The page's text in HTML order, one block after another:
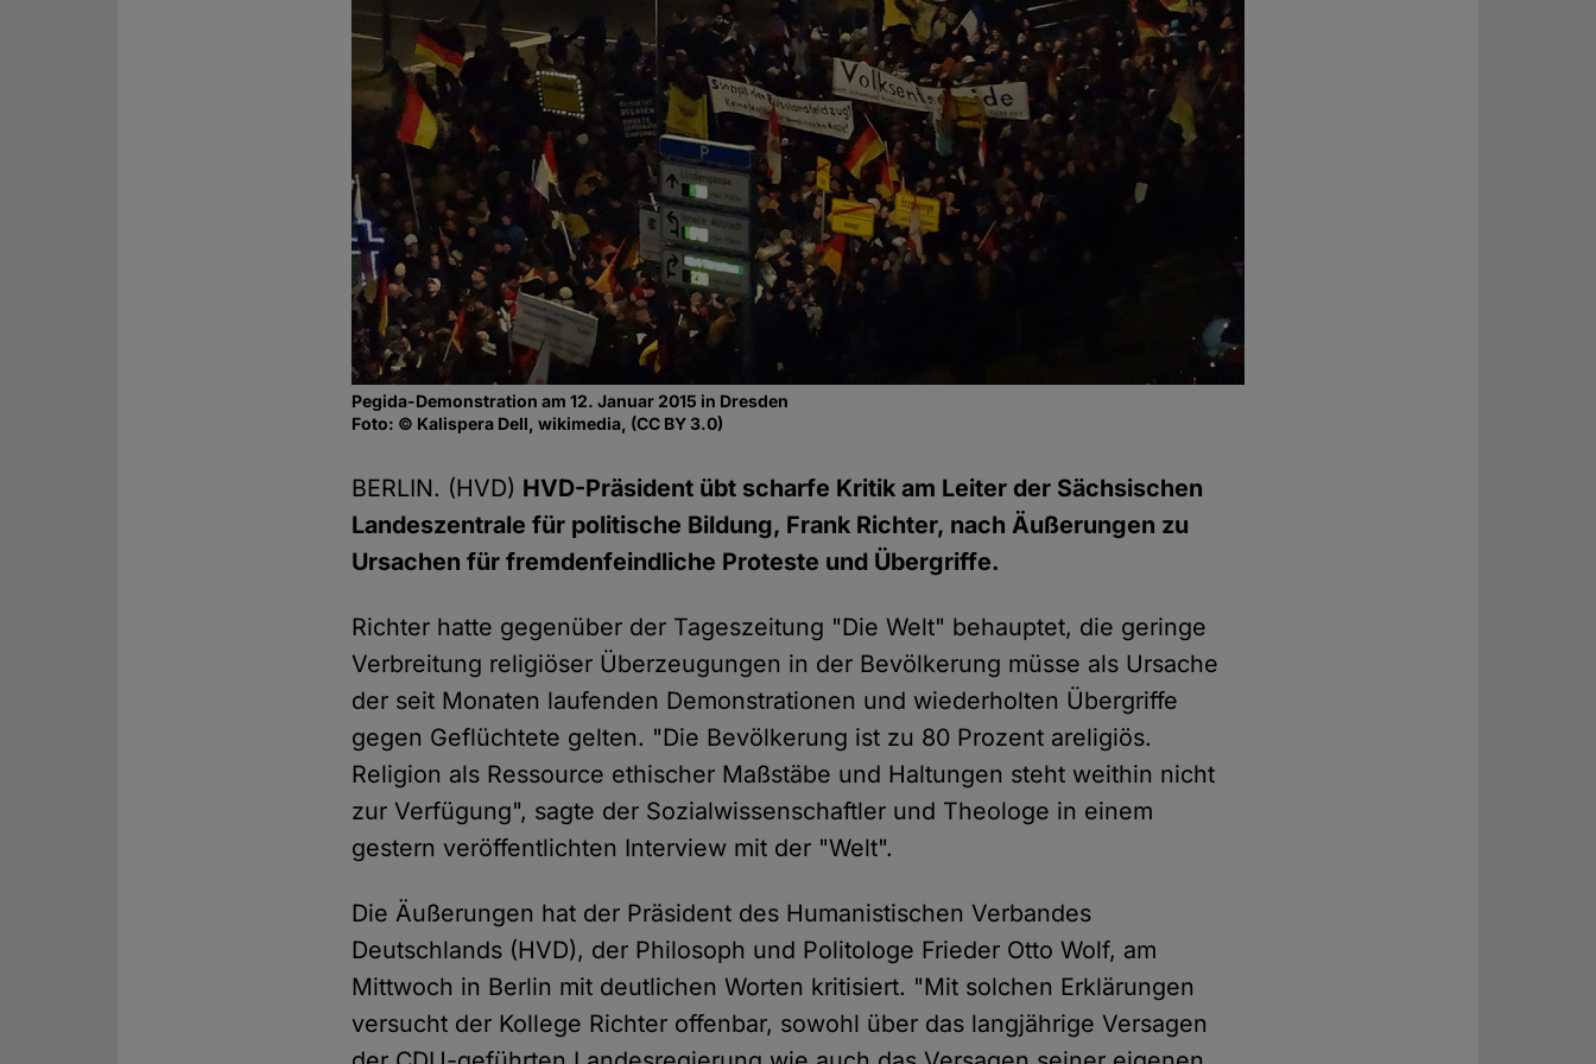
Pegida-Demonstration am 12. Januar 2015 in Dresden
Foto: © Kalispera Dell, wikimedia, (CC BY 3.0)
BERLIN. (HVD) HVD-Präsident übt scharfe Kritik am Leiter der Sächsischen
Landeszentrale für politische Bildung, Frank Richter, nach Äußerungen zu
Ursachen für fremdenfeindliche Proteste und Übergriffe.
Richter hatte gegenüber der Tageszeitung "Die Welt" behauptet, die geringe
Verbreitung religiöser Überzeugungen in der Bevölkerung müsse als Ursache
der seit Monaten laufenden Demonstrationen und wiederholten Übergriffe
gegen Geflüchtete gelten. "Die Bevölkerung ist zu 80 Prozent areligiös.
Religion als Ressource ethischer Maßstäbe und Haltungen steht weithin nicht
zur Verfügung", sagte der Sozialwissenschaftler und Theologe in einem
gestern veröffentlichten Interview mit der "Welt".
Die Äußerungen hat der Präsident des Humanistischen Verbandes
Deutschlands (HVD), der Philosoph und Politologe Frieder Otto Wolf, am
Mittwoch in Berlin mit deutlichen Worten kritisiert. "Mit solchen Erklärungen
versucht der Kollege Richter offenbar, sowohl über das langjährige Versagen